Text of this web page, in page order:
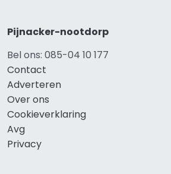
Pijnacker-nootdorp
Bel ons: 085-04 10 177
Contact
Adverteren
Over ons
Cookieverklaring
Avg
Privacy